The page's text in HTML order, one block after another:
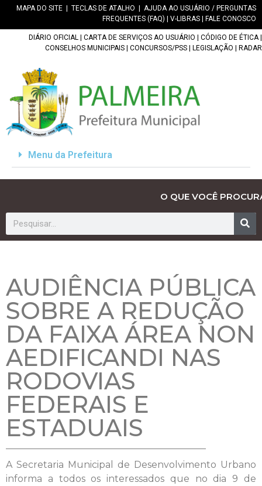
MAPA DO SITE TECLAS DE ATALHO
AJUDA AO USUÁRIO / PERGUNTAS
FREQUENTES (FAQ)
V-LIBRAS FALE CONOSCO
DIÁRIO OFICIAL CARTA DE SERVIÇOS AO USUÁRIO CÓDIGO DE ÉTICA|
CONSELHOS MUNICIPAIS
CONCURSOS/PSS LEGISLAÇÃO RADAR
Menu da Prefeitura
O QUE VOCÊ
AUDIÊNCIA PÚBLICA
SOBRE A REDUÇÃO
DA FAIXA ÁREA NON
AEDIFICANDI NAS
RODOVIAS
FEDERAIS E
ESTADUAIS
A Secretaria Municipal de Desenvolvimento Urbano
informa a todos os interessados que no dia 9 de